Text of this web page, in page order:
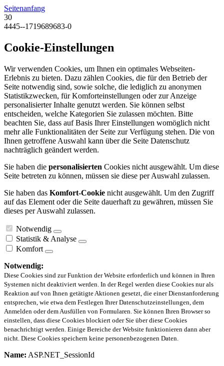
Seitenanfang
30
4445--1719689683-0
Cookie-Einstellungen
Wir verwenden Cookies, um Ihnen ein optimales Webseiten-
Erlebnis zu bieten. Dazu zählen Cookies, die für den Betrieb der
Seite notwendig sind, sowie solche, die lediglich zu anonymen
Statistikzwecken, für Komforteinstellungen oder zur Anzeige
personalisierter Inhalte genutzt werden. Sie können selbst
entscheiden, welche Kategorien Sie zulassen möchten. Bitte
beachten Sie, dass auf Basis Ihrer Einstellungen womöglich nicht
mehr alle Funktionalitäten der Seite zur Verfügung stehen. Die von
Ihnen getroffene Auswahl kann über die Seite Datenschutz
nachträglich geändert werden.
Sie haben die personalisierten Cookies nicht ausgewählt. Um diese
Seite betreten zu können, müssen sie diese per Auswahl zulassen.
Sie haben das Komfort-Cookie nicht ausgewählt. Um den Zugriff
auf das Element oder die Seite dauerhaft zu gewähren, müssen Sie
dieses per Auswahl zulassen.
Notwendig
Statistik & Analyse
Komfort
Notwendig:
Diese Cookies sind zur Funktion der Website erforderlich und können in Ihren
Systemen nicht deaktiviert werden. In der Regel werden diese Cookies nur als
Reaktion auf von Ihnen getätigte Aktionen gesetzt, die einer Dienstanforderung
entsprechen, wie etwa dem Festlegen Ihrer Datenschutzeinstellungen, dem
Anmelden oder dem Ausfüllen von Formularen. Sie können Ihren Browser so
einstellen, dass diese Cookies blockiert oder Sie über diese Cookies
benachrichtigt werden. Einige Bereiche der Website funktionieren dann aber
nicht. Diese Cookies speichern keine personenbezogenen Daten.
Name: ASP.NET_SessionId